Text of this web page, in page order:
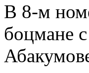
В 8-м
боцмане